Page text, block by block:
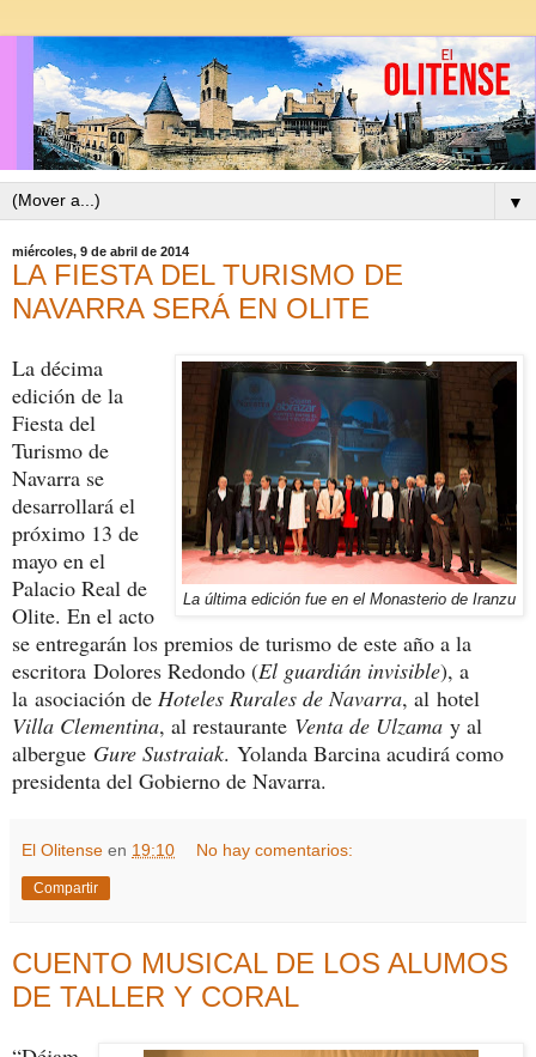
▼
miércoles, 9 de abril de 2014
LA FIESTA DEL TURISMO DE
NAVARRA SERÁ EN OLITE
La última edición fue en el Monasterio de Iranzu
La décima
edición de la
Fiesta del
Turismo de
Navarra se
desarrollará el
próximo 13 de
mayo en el
Palacio Real de
Olite. En el acto
se entregarán los premios de turismo de este año a la
escritora Dolores Redondo (El guardián invisible), a
la asociación de Hoteles Rurales de Navarra, al hotel
Villa Clementina, al restaurante Venta de Ulzama y al
albergue Gure Sustraiak. Yolanda Barcina acudirá como
presidenta del Gobierno de Navarra.
El Olitense en 19:10 No hay comentarios:
Compartir
CUENTO MUSICAL DE LOS ALUMOS
DE TALLER Y CORAL